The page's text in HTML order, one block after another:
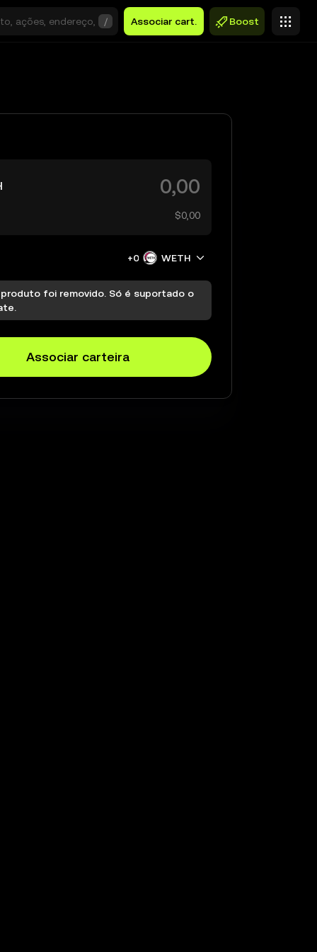
/ Associar cart. Boost
$0,00
+0 WETH
foi removido. Só é suportado o
Associar carteira